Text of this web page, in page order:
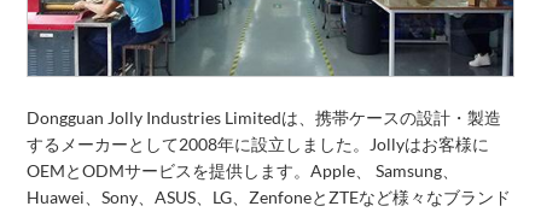
Dongguan Jolly Industries Limitedは、携帯ケースの設計・製造
するメーカーとして2008年に設立しました。Jollyはお客様に
OEMとODMサービスを提供します。Apple、 Samsung、
Huawei、Sony、ASUS、LG、ZenfoneとZTEなど様々なブランド